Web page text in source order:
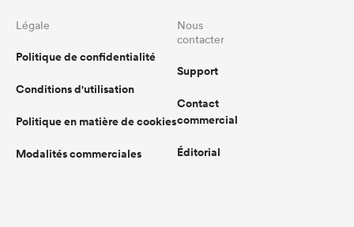
Légale
Politique de confidentialité
Conditions d'utilisation
Politique en matière de cookies
Modalités commerciales
Nous
contacter
Support
Contact
commercial
Éditorial